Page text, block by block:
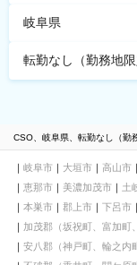
岐阜県
転勤なし（勤務地限
CSO、岐阜県、転勤なし（勤
岐阜市 大垣市 高山市
恵那市
美濃加茂市 土
本巣市
郡上市 下呂市
加茂郡（坂祝町、富加町
安八郡（神戸町、輪之内